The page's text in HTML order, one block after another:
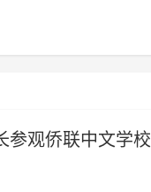
参观侨联中文学校